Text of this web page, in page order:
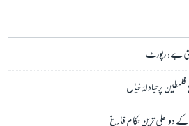
ہے: رپورٹ
پر تبادلۂ خیال
دو اعلیٰ ترین حکام فارغ